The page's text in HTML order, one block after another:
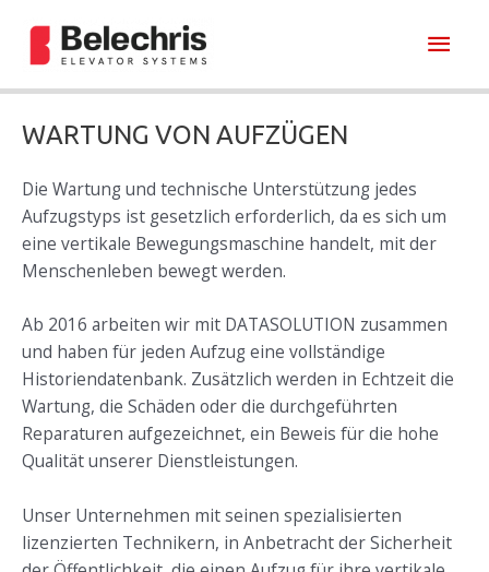
Inhalt
springen
WARTUNG VON AUFZÜGEN
Die Wartung und technische Unterstützung jedes
Aufzugstyps ist gesetzlich erforderlich, da es sich um
eine vertikale Bewegungsmaschine handelt, mit der
Menschenleben bewegt werden.
Ab 2016 arbeiten wir mit DATASOLUTION zusammen
und haben für jeden Aufzug eine vollständige
Historiendatenbank. Zusätzlich werden in Echtzeit die
Wartung, die Schäden oder die durchgeführten
Reparaturen aufgezeichnet, ein Beweis für die hohe
Qualität unserer Dienstleistungen.
Unser Unternehmen mit seinen spezialisierten
lizenzierten Technikern, in Anbetracht der Sicherheit